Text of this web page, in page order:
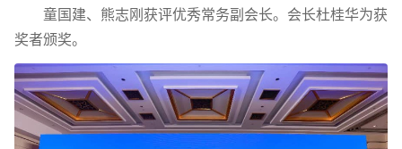
童国建、熊志刚获评优秀常务副会长。会长杜桂华为获
奖者颁奖。